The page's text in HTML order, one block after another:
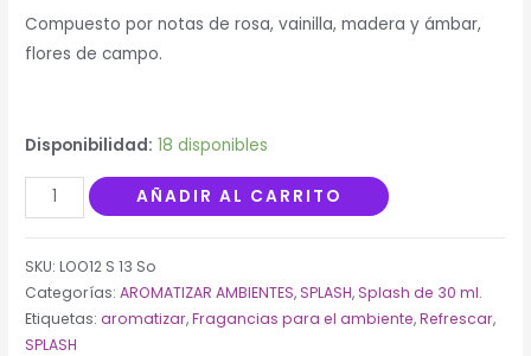
Compuesto por notas de rosa, vainilla, madera y ámbar,
flores de campo.
Disponibilidad: 18 disponibles
Splash
30
Solo
Flores
cantidad
AÑADIR AL CARRITO
SKU:LOO12 S 13 So
Categorías:AROMATIZAR AMBIENTES,SPLASH,Splash de 30 ml.
Etiquetas:aromatizar,Fragancias para el ambiente,Refrescar,
SPLASH